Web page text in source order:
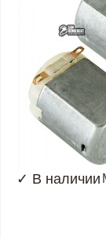
✓ В наличии